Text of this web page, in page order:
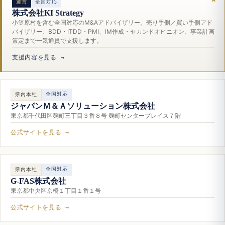
運営 全国対応
株式会社KI Strategy
小笠原村を含む全国対応のM&Aアドバイザリー。売り手側／買い手側アド
バイザリー、BDD・ITDD・PMI、IM作成・セカンドオピニオン、事業計画
策定まで一気通貫で支援します。
支援内容を見る →
県内本社 全国対応
ジャパンＭ＆Ａソリューション株式会社
東京都千代田区麹町三丁目３番８号 麹町センタープレイス７階
公式サイトを見る →
県内本社 全国対応
G-FAS株式会社
東京都中央区京橋１丁目１番１号
公式サイトを見る →